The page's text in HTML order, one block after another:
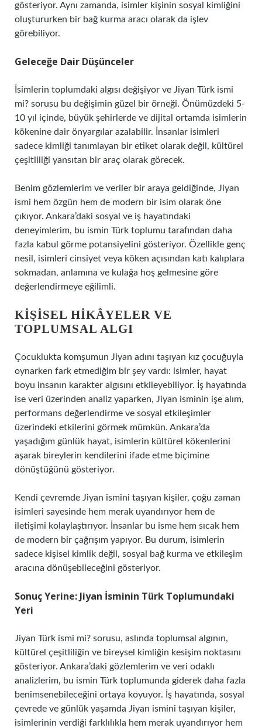
gösteriyor. Aynı zamanda, isimler kişinin sosyal kimliğini
oluştururken bir bağ kurma aracı olarak da işlev
görebiliyor.
Geleceğe Dair Düşünceler
İsimlerin toplumdaki algısı değişiyor ve Jiyan Türk ismi
mi? sorusu bu değişimin güzel bir örneği. Önümüzdeki 5-
10 yıl içinde, büyük şehirlerde ve dijital ortamda isimlerin
kökenine dair önyargılar azalabilir. İnsanlar isimleri
sadece kimliği tanımlayan bir etiket olarak değil, kültürel
çeşitliliği yansıtan bir araç olarak görecek.
Benim gözlemlerim ve veriler bir araya geldiğinde, Jiyan
ismi hem özgün hem de modern bir isim olarak öne
çıkıyor. Ankara’daki sosyal ve iş hayatındaki
deneyimlerim, bu ismin Türk toplumu tarafından daha
fazla kabul görme potansiyelini gösteriyor. Özellikle genç
nesil, isimleri cinsiyet veya köken açısından katı kalıplara
sokmadan, anlamına ve kulağa hoş gelmesine göre
değerlendirmeye eğilimli.
KIŞISEL HIKÂYELER VE
TOPLUMSAL ALGI
Çocuklukta komşumun Jiyan adını taşıyan kız çocuğuyla
oynarken fark etmediğim bir şey vardı: isimler, hayat
boyu insanın karakter algısını etkileyebiliyor. İş hayatında
ise veri üzerinden analiz yaparken, Jiyan isminin işe alım,
performans değerlendirme ve sosyal etkileşimler
üzerindeki etkilerini görmek mümkün. Ankara’da
yaşadığım günlük hayat, isimlerin kültürel kökenlerini
aşarak bireylerin kendilerini ifade etme biçimine
dönüştüğünü gösteriyor.
Kendi çevremde Jiyan ismini taşıyan kişiler, çoğu zaman
isimleri sayesinde hem merak uyandırıyor hem de
iletişimi kolaylaştırıyor. İnsanlar bu isme hem sıcak hem
de modern bir çağrışım yapıyor. Bu durum, isimlerin
sadece kişisel kimlik değil, sosyal bağ kurma ve etkileşim
aracına dönüşebileceğini gösteriyor.
Sonuç Yerine: Jiyan İsminin Türk Toplumundaki
Yeri
Jiyan Türk ismi mi? sorusu, aslında toplumsal algının,
kültürel çeşitliliğin ve bireysel kimliğin kesişim noktasını
gösteriyor. Ankara’daki gözlemlerim ve veri odaklı
analizlerim, bu ismin Türk toplumunda giderek daha fazla
benimsenebileceğini ortaya koyuyor. İş hayatında, sosyal
çevrede ve günlük yaşamda Jiyan ismini taşıyan kişiler,
isimlerinin verdiği farklılıkla hem merak uyandırıyor hem